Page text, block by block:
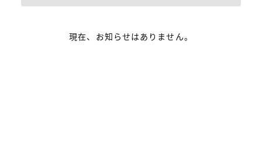
現在、お知らせはありません。